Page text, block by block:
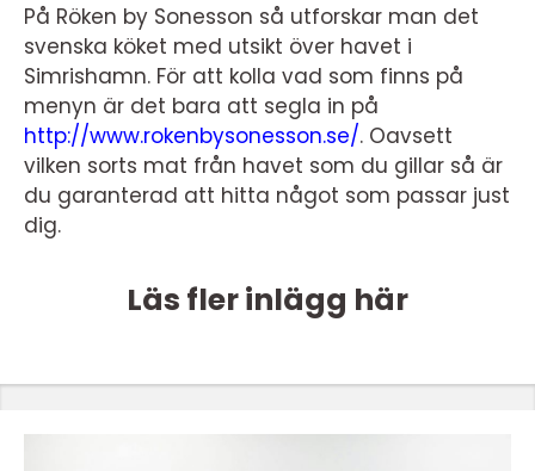
På Röken by Sonesson så utforskar man det
svenska köket med utsikt över havet i
Simrishamn. För att kolla vad som finns på
menyn är det bara att segla in på
http://www.rokenbysonesson.se/. Oavsett
vilken sorts mat från havet som du gillar så är
du garanterad att hitta något som passar just
dig.
Läs fler inlägg här